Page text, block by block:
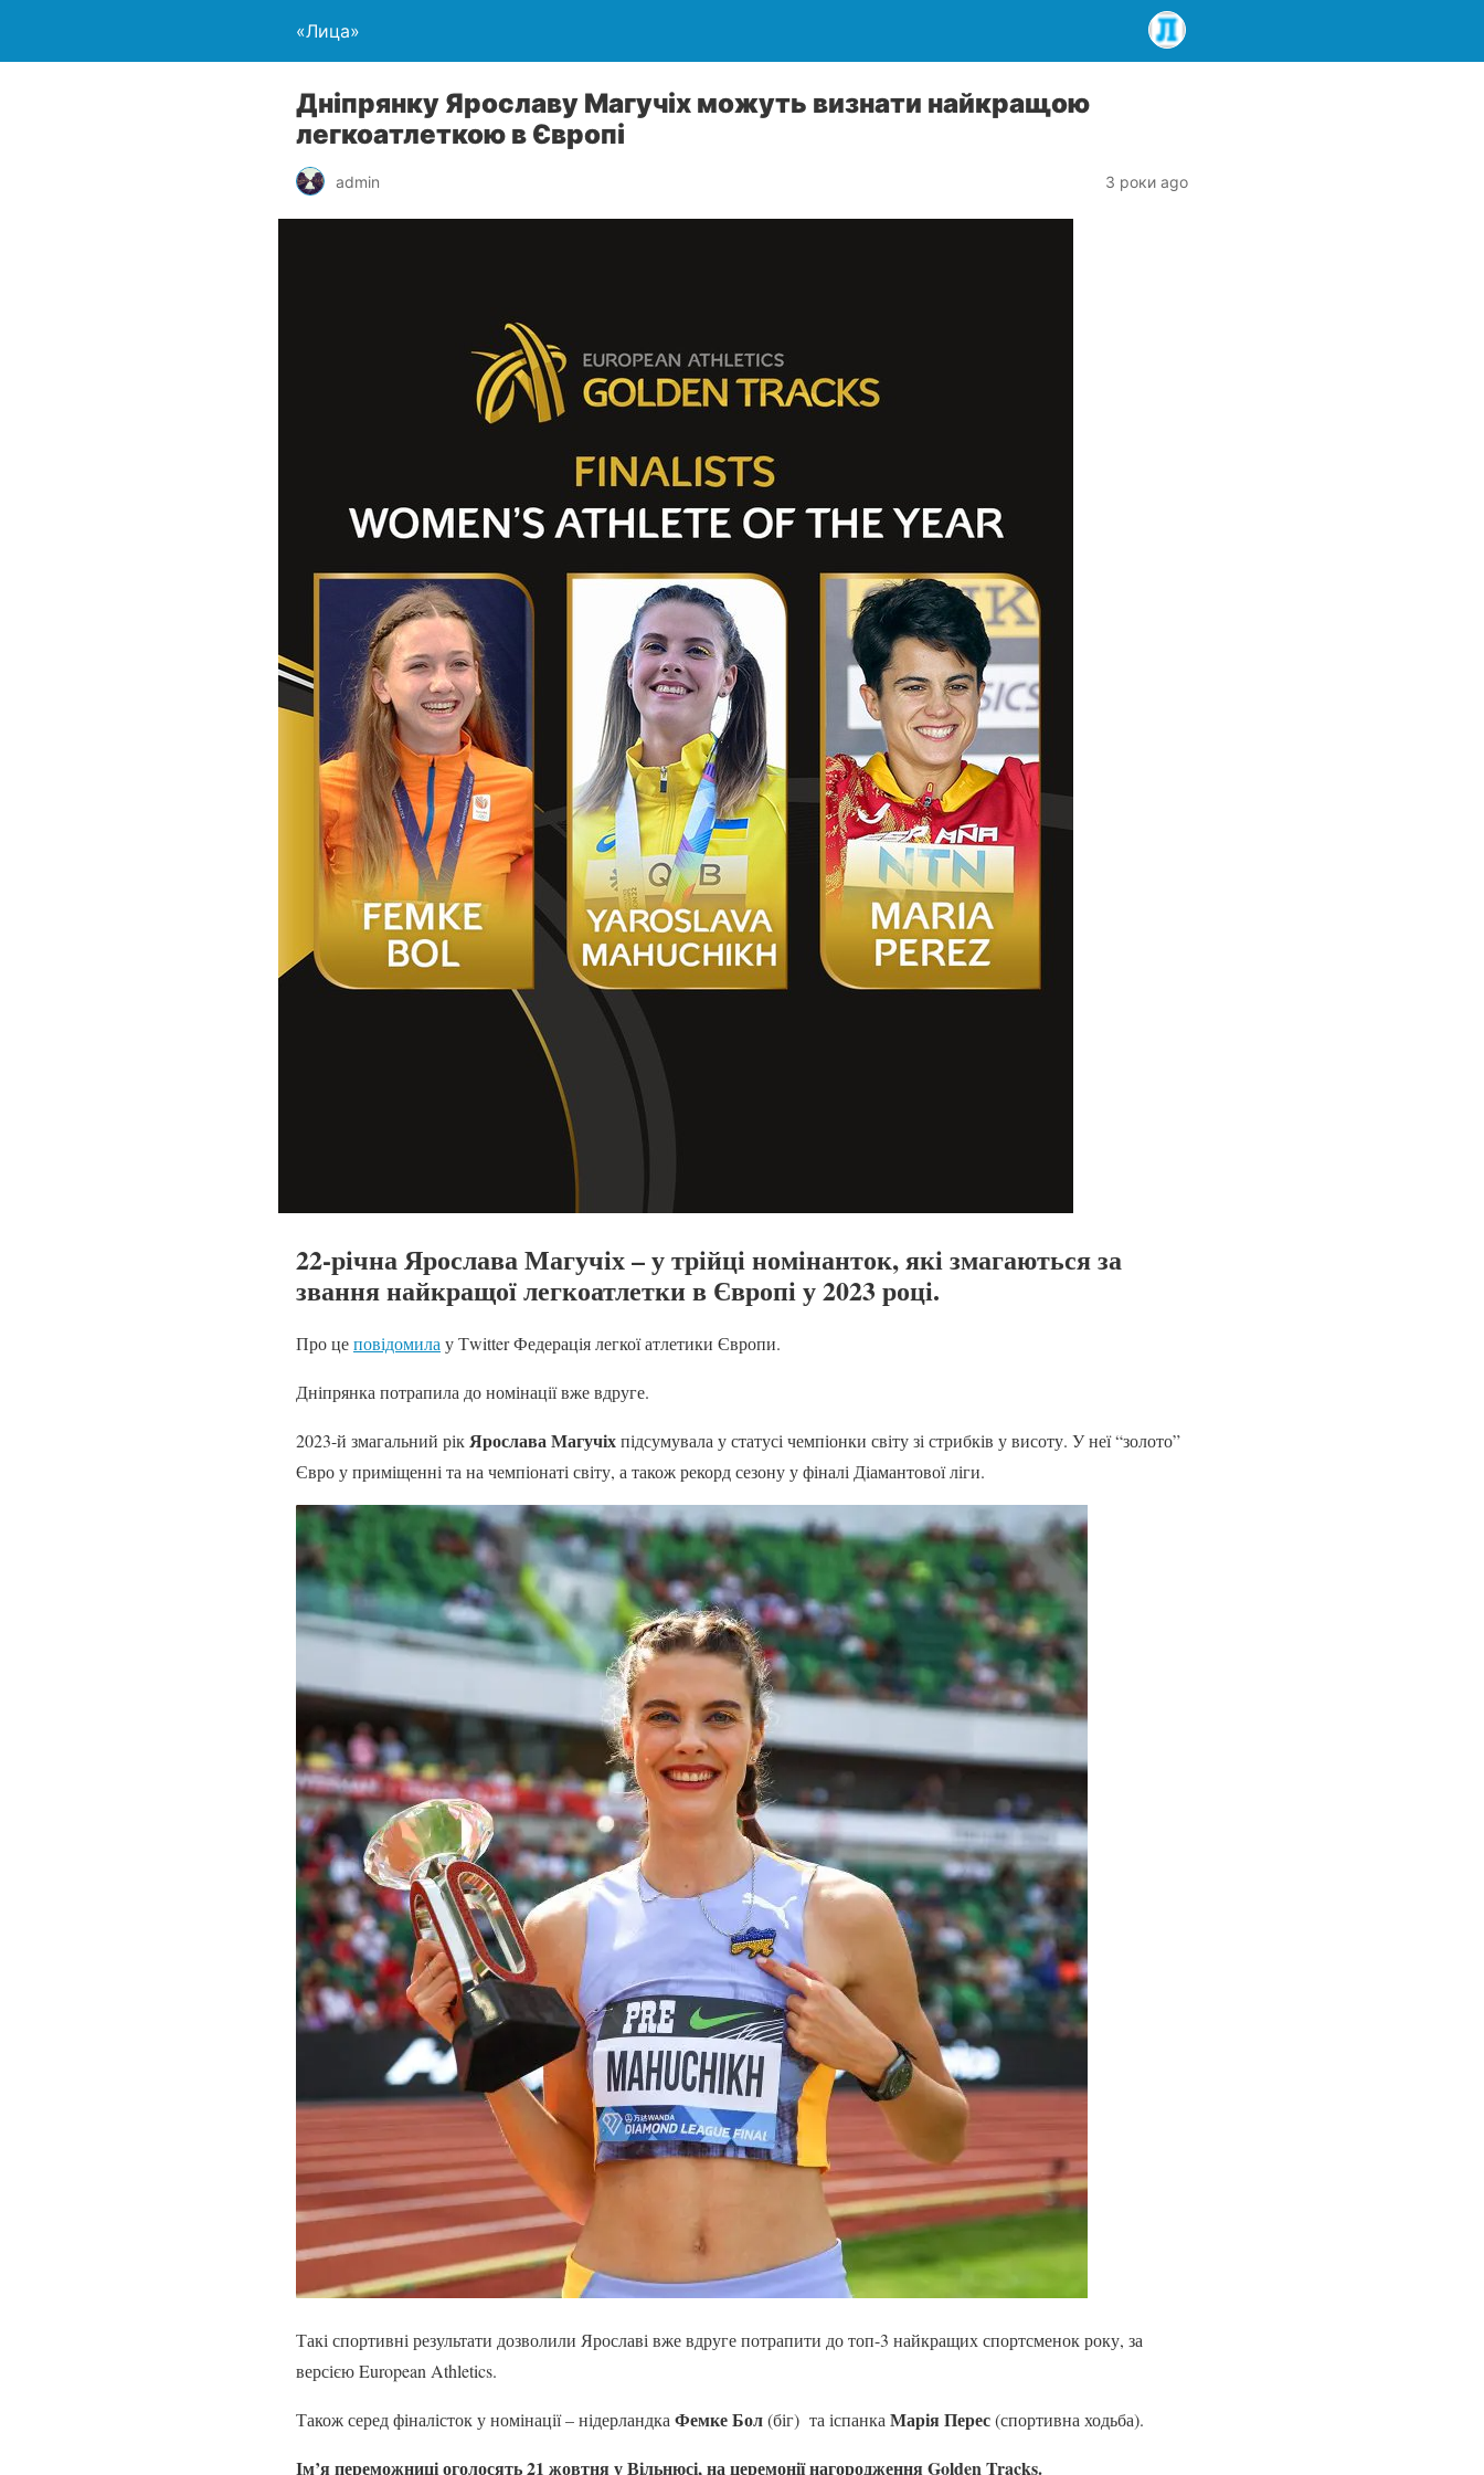
«Лица»
Дніпрянку Ярославу Магучіх можуть визнати найкращою
легкоатлеткою в Європі
admin 3 роки ago
22-річна Ярослава Магучіх – у трійці номінанток, які змагаються за
звання найкращої легкоатлетки в Європі у 2023 році.
Про цеповідомила у Тwitter Федерація легкої атлетики Європи.
Дніпрянка потрапила до номінації вже вдруге.
2023-й змагальний рікЯрослава Магучіхпідсумувала у статусі чемпіонки світу зі стрибків у висоту. У неї “золото”
Євро у приміщенні та на чемпіонаті світу, а також рекорд сезону у фіналі Діамантової ліги.
Такі спортивні результати дозволили Ярославі вже вдруге потрапити до топ-3 найкращих спортсменок року, за
версією European Athletics.
Також серед фіналісток у номінації – нідерландка Фемке Бол(біг) та іспанка Марія Перес(спортивна ходьба).
Ім’я переможниці оголосять 21 жовтня у Вільнюсі, на церемонії нагородження Golden Tracks.